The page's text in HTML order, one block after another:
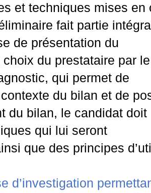
et techniques mises
fait partie
de présentation du
du prestataire par
qui permet de
du bilan et de
du bilan, le candidat
qui lui seront
que des principes
d’investigation